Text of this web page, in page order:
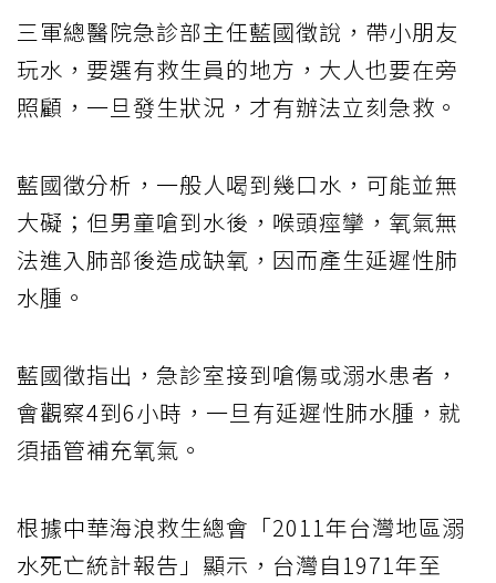
三軍總醫院急診部主任藍國徵說，帶小朋友
玩水，要選有救生員的地方，大人也要在旁
照顧，一旦發生狀況，才有辦法立刻急救。
藍國徵分析，一般人喝到幾口水，可能並無
大礙；但男童嗆到水後，喉頭痙攣，氧氣無
法進入肺部後造成缺氧，因而產生延遲性肺
水腫。
藍國徵指出，急診室接到嗆傷或溺水患者，
會觀察4到6小時，一旦有延遲性肺水腫，就
須插管補充氧氣。
根據中華海浪救生總會「2011年台灣地區溺
水死亡統計報告」顯示，台灣自1971年至